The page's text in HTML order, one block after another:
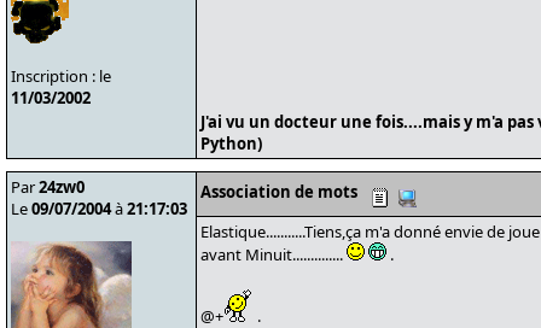
Inscription : le
11/03/2002
J'ai vu un docteur une fois....mais y m'a
Python)
Par24zw0
Le09/07/2004à21:17:03
Association de mots
Elastique...........Tiens,ça m'a donné envie de
avant Minuit..............
.
@+ .